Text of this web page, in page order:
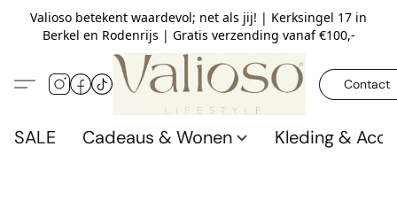
Valioso betekent waardevol; net als jij! | Kerksingel 17 in
Berkel en Rodenrijs | Gratis verzending vanaf €100,-
Contact
SALE Cadeaus & Wonen Kleding &